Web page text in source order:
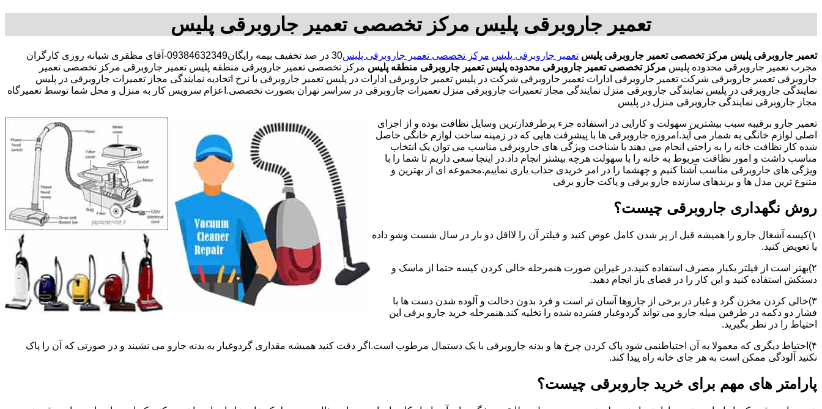
تعمیر جاروبرقی پلیس مرکز تخصصی تعمیر جاروبرقی پلیس
تعمیر جاروبرقی پلیس مرکز تخصصی تعمیر جاروبرقی پلیس تعمیر جاروبرقی پلیس مرکز تخصصی تعمیر جاروبرقی پلیس
30 در صد تخفیف بیمه رایگان09384632349-آقای مظقری شبانه روزی کارگران
مجرب تعمیر جاروبرقی محدوده پلیس مرکز تخصصی تعمیر جاروبرقی محدوده پلیس تعمیر جاروبرقی منطقه پلیس مرکز تخصصی تعمیر جاروبرقی منطقه پلیس تعمیر جاروبرقی مرکز تخصصی تعمیر
جاروبرقی تعمیر جاروبرقی شرکت تعمیر جاروبرقی ادارات تعمیر جاروبرقی شرکت در پلیس تعمیر جاروبرقی ادارات در پلیس تعمیر جاروبرقی با نرخ اتحادیه نمایندگی مجاز تعمیرات جاروبرقی در پلیس
نمایندگی جاروبرقی در پلیس نمایندگی جاروبرقی منزل نمایندگی مجاز تعمیرات جاروبرقی منزل تعمیرات جاروبرقی در سراسر تهران بصورت تخصصی.اعزام سرویس کار به منزل و محل شما توسط تعمیرگاه
مجاز جاروبرقی نمایندگی جاروبرقی منزل در پلیس
تعمیر جارو برقیبه سبب بیشترین سهولت و کارایی در استفاده جزء پرطرفدارترین وسایل نظافت بوده و از اجزای
اصلی لوازم خانگی به شمار می آید.امروزه جاروبرقی ها با پیشرفت هایی که در زمینه ساخت لوازم خانگی حاصل
شده کار نظافت خانه را به راحتی انجام می دهند با شناخت ویژگی های جاروبرقی مناسب می توان یک انتخاب
مناسب داشت و امور نظافت مربوط به خانه را با سهولت هرچه بیشتر انجام داد.در اینجا سعی داریم تا شما را با
ویژگی های جاروبرقی مناسب آشنا کنیم و چهشما را در امر خریدی جذاب یاری نماییم.مجموعه ای از بهترین و
متنوع ترین مدل ها و برندهای سازنده جارو برقی و پاکت جارو برقی
روش نگهداری جاروبرقی چیست؟
۱)کیسه آشغال جارو را همیشه قبل از پر شدن کامل عوض کنید و فیلتر آن را لااقل دو بار در سال شست وشو داده
یا تعویض کنید.
۲)بهتر است از فیلتر یکبار مصرف استفاده کنید.در غیراین صورت هنمرحله خالی کردن کیسه حتما از ماسک و
دستکش استفاده کنید و این کار را در فضای باز انجام دهید.
۳)خالی کردن مخزن گرد و غبار در برخی از جاروها آسان تر است و فرد بدون دخالت و آلوده شدن دست ها با
فشار دو دکمه در طرفین میله جارو می تواند گردوغبار فشرده شده را تخلیه کند.هنمرحله خرید جارو برقی این
احتیاط را در نظر بگیرید.
۴)احتیاط دیگری که معمولا به آن احتیاطنمی شود پاک کردن چرخ ها و بدنه جاروبرقی با یک دستمال مرطوب است.اگر دقت کنید همیشه مقداری گردوغبار به بدنه جارو می نشیند و در صورتی که آن را پاک
نکنید آلودگی ممکن است به هر جای خانه راه پیدا کند.
پارامتر های مهم برای خرید جاروبرقی چیست؟